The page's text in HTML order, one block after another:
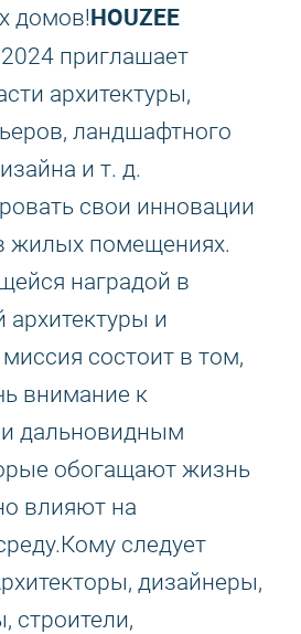
домов!HOUZEE
2024 приглашает
архитектуры,
ландшафтного
и т. д.
свои инновации
жилых помещениях.
наградой в
и
состоит в том,
внимание к
дальновидным
обогащают жизнь
влияют на
следует
дизайнеры,
строители,